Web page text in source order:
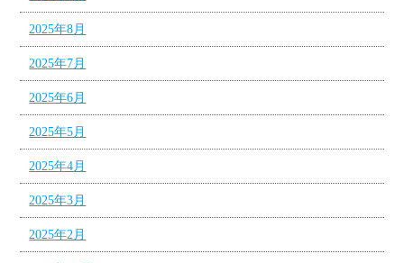
2025年8月
2025年7月
2025年6月
2025年5月
2025年4月
2025年3月
2025年2月